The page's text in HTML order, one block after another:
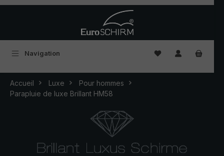
Navigation Vous avez 0
Accueil Luxe
Pour hommes
Parapluie de luxe Brillant HM58